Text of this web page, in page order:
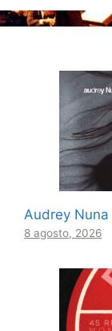
Audrey Nuna
8 agosto, 2026